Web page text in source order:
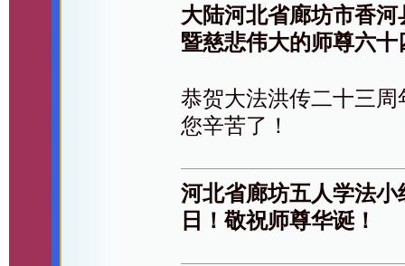
大陆河北省廊坊市香
暨慈悲伟大的师尊六十
恭贺大法洪传二十三
您辛苦了！
河北省廊坊五人学法
日！敬祝师尊华诞！